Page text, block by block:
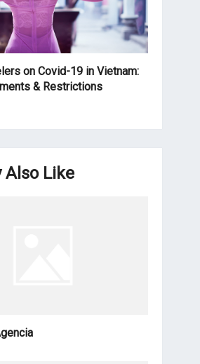
on Covid-19 in Vietnam:
& Restrictions
Also Like